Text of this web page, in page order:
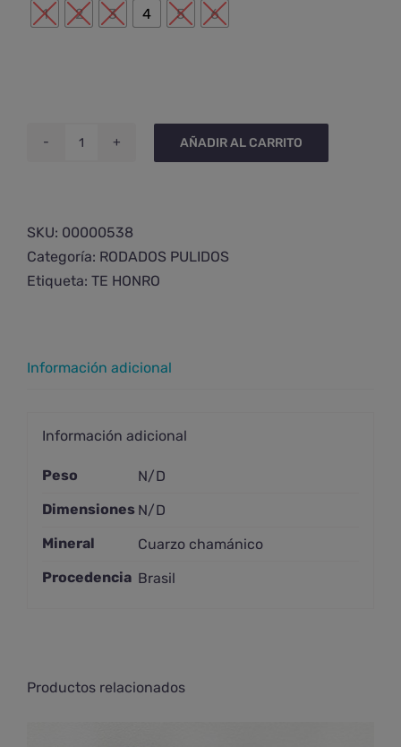
1 2 3 4 5 6
chamánico
grande
cantidad
AÑADIR AL CARRITO
SKU: 00000538
Categoría: RODADOS PULIDOS
Etiqueta: TE HONRO
Información adicional
Información adicional
Peso
N/D
Dimensiones N/D
Mineral
Cuarzo chamánico
Procedencia Brasil
Productos relacionados